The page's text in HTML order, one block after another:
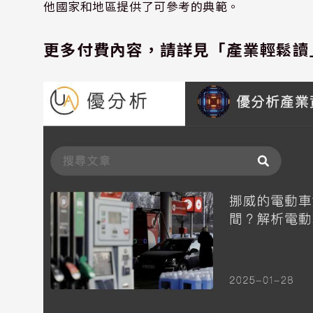
他國家和地區提供了可參考的典範。
更多付費內容，請詳見「產業輕鬆